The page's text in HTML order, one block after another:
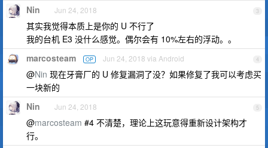
3
Nin Jun 24, 2018
其实我觉得本质上是你的 U 不行了
我的台机 E3 没什么感觉。偶尔会有 10%左右的浮动。。
4
marcosteam OP Jun 24, 2018 via Android
@Nin 现在牙膏厂的 U 修复漏洞了没？如果修复了我可以考虑买
一块新的
5
Nin Jun 24, 2018
@marcosteam #4 不清楚，理论上这玩意得重新设计架构才
行。